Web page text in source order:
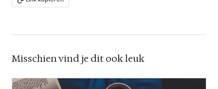
Misschien vind je dit ook leuk